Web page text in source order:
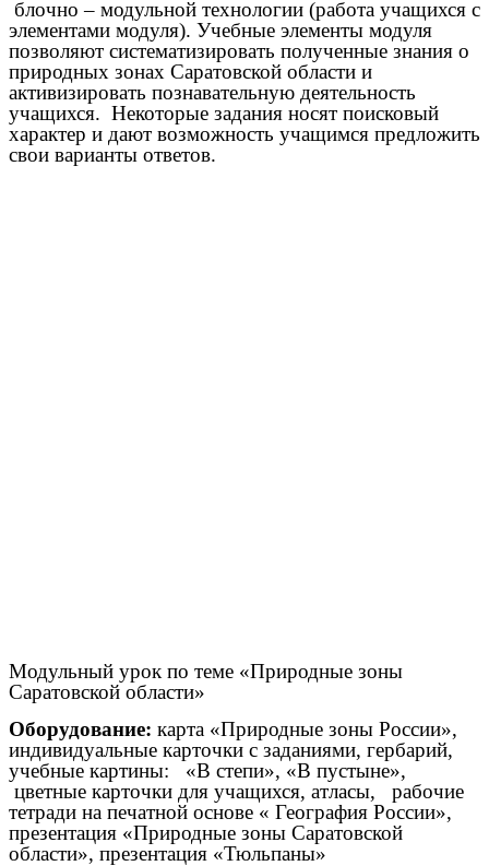
блочно – модульной технологии (работа учащихся с
элементами модуля). Учебные элементы модуля
позволяют систематизировать полученные знания о
природных зонах Саратовской области и
активизировать познавательную деятельность
учащихся. Некоторые задания носят поисковый
характер и дают возможность учащимся предложить
свои варианты ответов.
Модульный урок по теме «Природные зоны
Саратовской области»
Оборудование: карта «Природные зоны России»,
индивидуальные карточки с заданиями, гербарий,
учебные картины: «В степи», «В пустыне»,
цветные карточки для учащихся, атласы, рабочие
тетради на печатной основе « География России»,
презентация «Природные зоны Саратовской
области», презентация «Тюльпаны»